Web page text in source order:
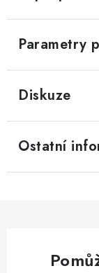
Parametry
Diskuze
Ostatní